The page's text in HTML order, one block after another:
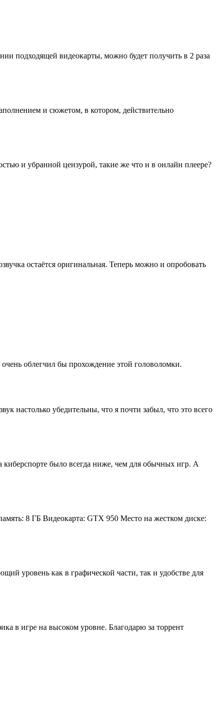
подходящей видеокарты, можно будет получить в 2 раза
и сюжетом, в котором, действительно
и убранной цензурой, такие же что и в онлайн плеере?
остаётся оригинальная. Теперь можно и опробовать
облегчил бы прохождение этой головоломки.
настолько убедительны, что я почти забыл, что это всего
киберспорте было всегда ниже, чем для обычных игр. А
8 ГБ Видеокарта: GTX 950 Место на жестком диске:
уровень как в графической части, так и удобстве для
в игре на высоком уровне. Благодарю за торрент